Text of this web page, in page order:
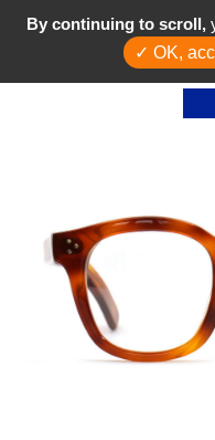
By continuing to scroll,
✓ OK,